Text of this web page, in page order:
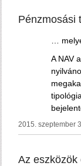
Pénzmosási
…
A NAV
2015. szeptember
Az eszközök